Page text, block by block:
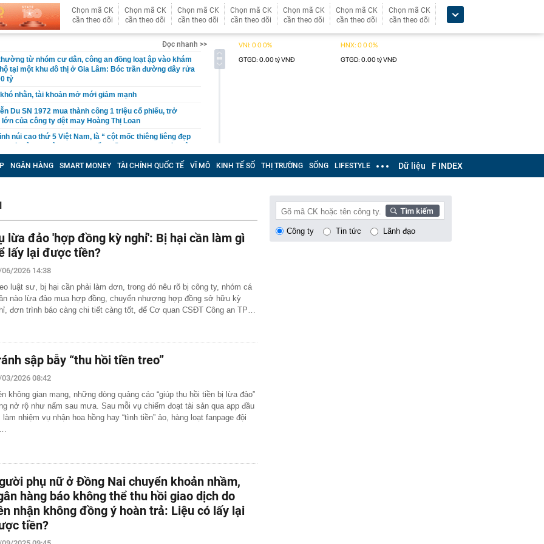
Chọn mã CK
cần theo dõi
Chọn mã CK
cần theo dõi
Chọn mã CK
cần theo dõi
Chọn mã CK
cần theo dõi
Chọn mã CK
cần theo dõi
Chọn mã CK
cần theo dõi
Chọn mã CK
cần theo dõi
Đọc nhanh >>
từ nhóm cư dân, công an đồng loạt ập vào khám
tại một khu đô thị ở Gia Lâm: Bóc trần đường dây rửa
tỷ
nhằn, tài khoản mở mới giảm mạnh
Du SN 1972 mua thành công 1 triệu cổ phiếu, trở
của công ty dệt may Hoàng Thị Loan
núi cao thứ 5 Việt Nam, là “ cột mốc thiêng liêng đẹp
hệ thống y khoa tư nhân sở hữu 14 bệnh viện, 2.900
bị HoSE cắt margin trong tháng 8
Việt thu hơn 1 tỷ USD ở nước ngoài trong nửa đầu
tăng hơn 120%
dự phóng VN-Index có thể chạm mốc 1.885 điểm
8
lượng tiền hơn 62.000 tỷ đồng, lớn hơn cả Vinhomes,
Máy Xanh, Bách Hóa Xanh, An Khang, vốn hóa
DMX
cổ, phát hiện 'kho báu' gồm 1.000 đồng tiền vàng và
khách đến Việt Nam đông nhất 7 tháng đầu năm,
và Nga, gấp gần 6 lần Ấn Độ
cây tiết lộ: Khách thường chọn quả to, người trong
tra 5 chi tiết này trước
tốc quỳ gối 1h an ủi khách: 7 năm sau ở khách sạn 5
nhà, bay hạng thương gia
xương trẻ khỏe như phụ nữ 30, bác sĩ kinh ngạc khi
4.300 USD/ounce, chuyên gia dự báo đỉnh mới
dầu khí đem hơn 42.200 tỷ đồng gửi ngân hàng
những người không rút điện ấm siêu tốc trước khi ngủ
NGÂN HÀNG SMART MONEY TÀI CHÍNH QUỐC TẾ VĨ MÔ KINH TẾ SỐ THỊ TRƯỜNG SỐNG LIFESTYLE Dữ liệu F INDEX
lừa đảo 'hợp đồng kỳ nghỉ': Bị hại cần làm gì
lấy lại được tiền?
06/2026 14:38
luật sư, bị hại cần phải làm đơn, trong đó nêu rõ bị công ty, nhóm cá
nào lừa đảo mua hợp đồng, chuyển nhượng hợp đồng sở hữu kỳ
đơn trình báo càng chi tiết càng tốt, để Cơ quan CSĐT Công an TP…
sập bẫy “thu hồi tiền treo”
2026 08:42
không gian mạng, những dòng quảng cáo “giúp thu hồi tiền bị lừa đảo”
nở rộ như nấm sau mưa. Sau mỗi vụ chiếm đoạt tài sản qua app đầu
nhiệm vụ nhận hoa hồng hay “tình tiền” ảo, hàng loạt fanpage đội
phụ nữ ở Đồng Nai chuyển khoản nhầm,
hàng báo không thể thu hồi giao dịch do
nhận không đồng ý hoàn trả: Liệu có lấy lại
tiền?
Công ty Tin tức Lãnh đạo